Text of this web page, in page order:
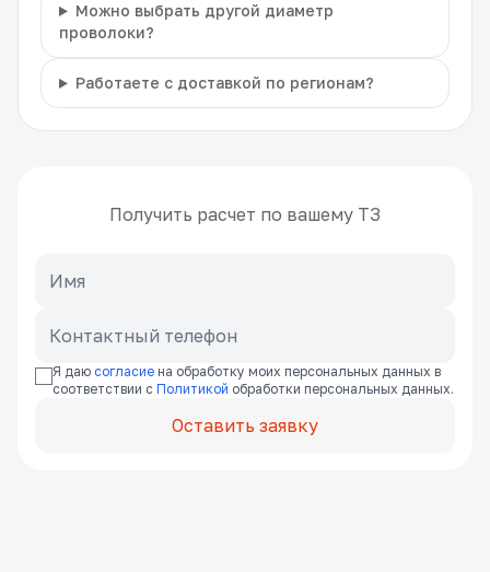
Можно выбрать другой диаметр
проволоки?
Работаете с доставкой по регионам?
Получить расчет по вашему ТЗ
Я даю согласие на обработку моих персональных данных в
соответствии с Политикой обработки персональных данных.
Оставить заявку